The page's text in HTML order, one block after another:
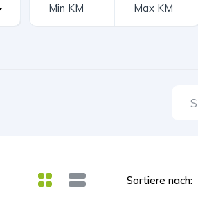
Sortiere nach: